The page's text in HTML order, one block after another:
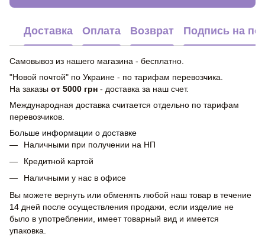
Доставка Оплата Возврат Подпись на
Самовывоз из нашего магазина - бесплатно.
"Новой почтой" по Украине - по тарифам перевозчика.
На заказы от 5000 грн - доставка за наш счет.
Международная доставка считается отдельно по тарифам
перевозчиков.
Больше информации о доставке
Наличными при получении на НП
Кредитной картой
Наличными у нас в офисе
Вы можете вернуть или обменять любой наш товар в течение
14 дней после осуществления продажи, если изделие не
было в употреблении, имеет товарный вид и имеется
упаковка.